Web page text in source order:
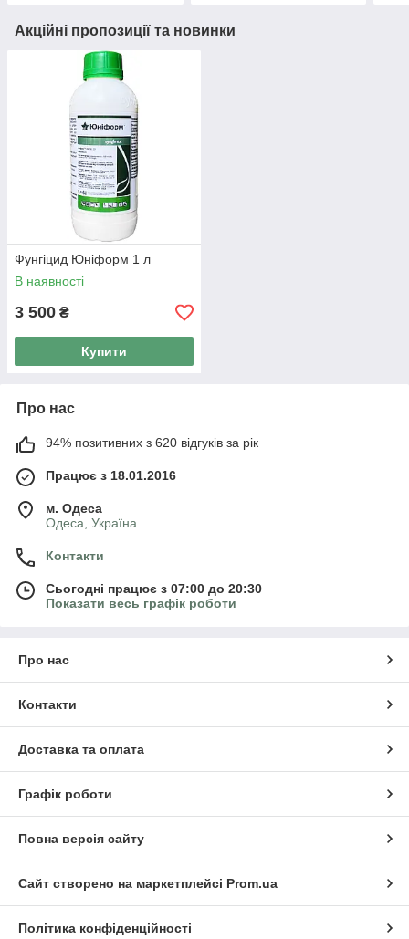
Акційні пропозиції та новинки
Фунгіцид Юніформ 1 л
В наявності
3 500 ₴
Купити
Про нас
94% позитивних з 620 відгуків за рік
Працює з 18.01.2016
м. Одеса
Одеса, Україна
Контакти
Сьогодні працює з 07:00 до 20:30
Показати весь графік роботи
Про нас
Контакти
Доставка та оплата
Графік роботи
Повна версія сайту
Сайт створено на маркетплейсі Prom.ua
Політика конфіденційності